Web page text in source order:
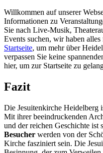
Willkommen auf unserer
Informationen zu
Sie nach Live-Musik,
Events suchen, wir haben
Startseite, um mehr über
verpassen Sie keine
hier, um zur Startseite zu
Fazit
Die Jesuitenkirche Heidelberg
Mit ihrer beeindruckenden
und der reichen Geschichte ist
Besucher werden von der
Kirche fasziniert sein. Die